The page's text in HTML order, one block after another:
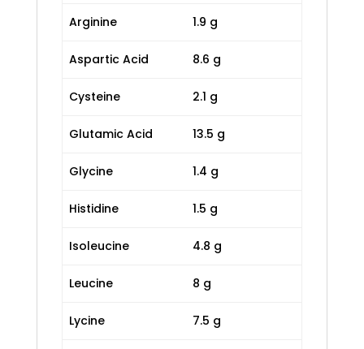
Arginine 1.9 g
Aspartic Acid 8.6 g
Cysteine 2.1 g
Glutamic Acid 13.5 g
Glycine 1.4 g
Histidine 1.5 g
Isoleucine 4.8 g
Leucine 8 g
Lycine 7.5 g